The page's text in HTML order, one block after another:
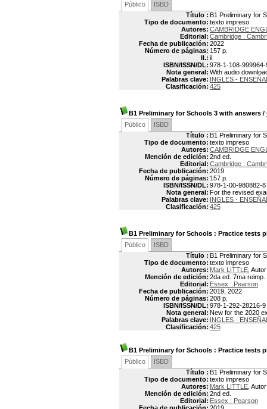
Público
ISBD
Título : B1 Preliminary for
Tipo de documento: texto impreso
Autores: CAMBRIDGE
Editorial: Cambridge :
Fecha de publicación: 2022
Número de páginas: 157 p.
Il.: il.
ISBN/ISSN/DL: 978-1-108-999964-
Nota general: With audio
Palabras clave: INGLES -
Clasificación: 425
B1 Preliminary for Schools 3 with answers /
Público
ISBD
Título : B1 Preliminary for
Tipo de documento: texto impreso
Autores: CAMBRIDGE
Mención de edición: 2nd ed.
Editorial: Cambridge :
Fecha de publicación: 2019
Número de páginas: 157 p.
ISBN/ISSN/DL: 978-1-00-980882-8
Nota general: For the revised
Palabras clave: INGLES -
Clasificación: 425
B1 Preliminary for Schools : Practice tests
Público
ISBD
Título : B1 Preliminary for
Tipo de documento: texto impreso
Autores: Mark LITTLE ,
Mención de edición: 2da ed. 7ma reimp.
Editorial: Essex : Pearson
Fecha de publicación: 2019, 2022
Número de páginas: 208 p.
ISBN/ISSN/DL: 978-1-292-28216-9
Nota general: New for the 2020
Palabras clave: INGLES -
Clasificación: 425
B1 Preliminary for Schools : Practice tests
Público
ISBD
Título : B1 Preliminary for
Tipo de documento: texto impreso
Autores: Mark LITTLE ,
Mención de edición: 2nd ed.
Editorial: Essex : Pearson